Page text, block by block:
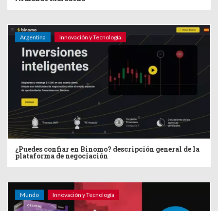
Argentina Innovación y Tecnología
¿Puedes confiar en Binomo? descripción general de la
plataforma de negociación
Mundo Innovación y Tecnología